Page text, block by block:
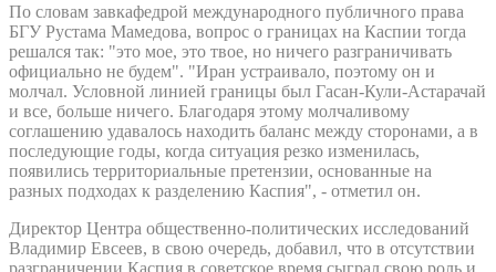
По словам завкафедрой международного публичного права
БГУ Рустама Мамедова, вопрос о границах на Каспии тогда
решался так: "это мое, это твое, но ничего разграничивать
официально не будем". "Иран устраивало, поэтому он и
молчал. Условной линией границы был Гасан-Кули-Астарачай
и все, больше ничего. Благодаря этому молчаливому
соглашению удавалось находить баланс между сторонами, а в
последующие годы, когда ситуация резко изменилась,
появились территориальные претензии, основанные на
разных подходах к разделению Каспия", - отметил он.
Директор Центра общественно-политических исследований
Владимир Евсеев, в свою очередь, добавил, что в отсутствии
разграничении Каспия в советское время сыграл свою роль и